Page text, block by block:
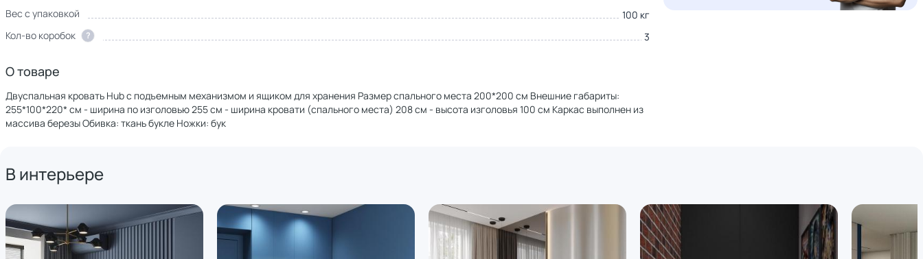
Вес с упаковкой
100 кг
Кол-во коробок
? 3
О товаре
Двуспальная кровать Hub с подъемным механизмом и ящиком для хранения Размер спального места 200*200 см Внешние габариты:
255*100*220* см - ширина по изголовью 255 см - ширина кровати (спального места) 208 см - высота изголовья 100 см Каркас выполнен из
массива березы Обивка: ткань букле Ножки: бук
В интерьере